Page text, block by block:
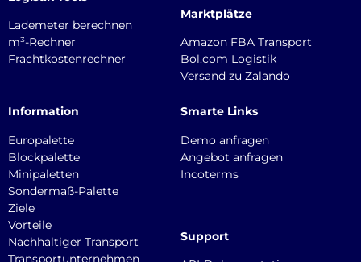
Lademeter berechnen
m³-Rechner
Frachtkostenrechner
Marktplätze
Amazon FBA Transport
Bol.com Logistik
Versand zu Zalando
Information
Europalette
Blockpalette
Minipaletten
Sondermaß-Palette
Ziele
Vorteile
Nachhaltiger Transport
Transportunternehmen
Smarte Links
Demo anfragen
Angebot anfragen
Incoterms
Support